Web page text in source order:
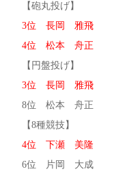
【砲丸投げ】
3位 長岡 雅飛
4位 松本 舟正
【円盤投げ】
3位 長岡 雅飛
8位 松本 舟正
【8種競技】
4位 下瀬 美隆
6位 片岡 大成